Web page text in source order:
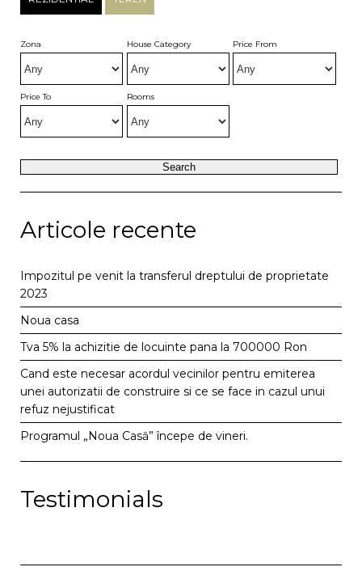
Zona House Category Price From
Price To Rooms
Articole recente
Impozitul pe venit la transferul dreptului de proprietate
2023
Noua casa
Tva 5% la achizitie de locuinte pana la 700000 Ron
Cand este necesar acordul vecinilor pentru emiterea
unei autorizatii de construire si ce se face in cazul unui
refuz nejustificat
Programul „Noua Casă” începe de vineri.
Testimonials